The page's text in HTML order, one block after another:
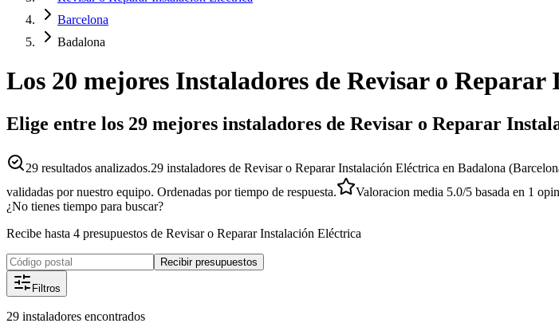
Barcelona
Badalona
Los 20 mejores Instaladores de Revisar o Reparar
Elige entre los 29 mejores instaladores de Revisar o Reparar
29 resultados analizados.29 instaladores de Revisar o Reparar Instalación Eléctrica en Badalona
validadas por nuestro equipo. Ordenadas por tiempo de respuesta.
Valoracion media 5.0/5 basada en 1
¿No tienes tiempo para buscar?
Recibe hasta 4 presupuestos de Revisar o Reparar Instalación Eléctrica
Recibir presupuestos
Filtros
29 instaladores encontrados